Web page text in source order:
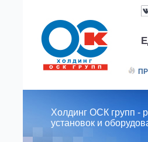
Холдинг ОСК групп -
установок и